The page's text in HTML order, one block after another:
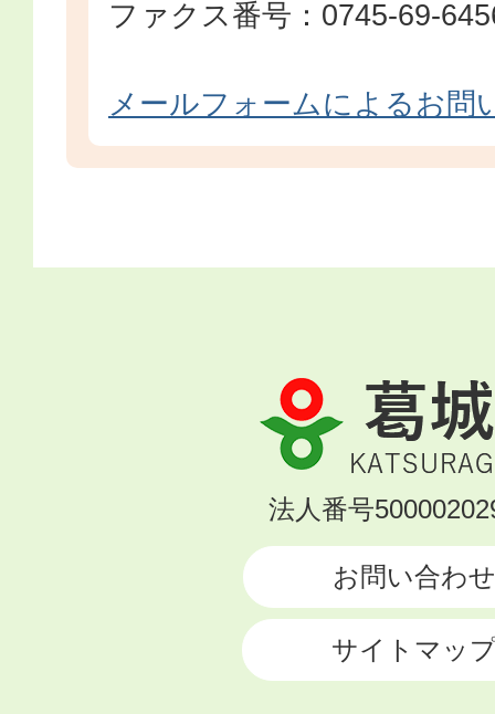
ファクス番号：0745-69-
メールフォームによるお問
葛
城
市
KATSURAGI
法人番号
お問い合わせ
サイトマッ